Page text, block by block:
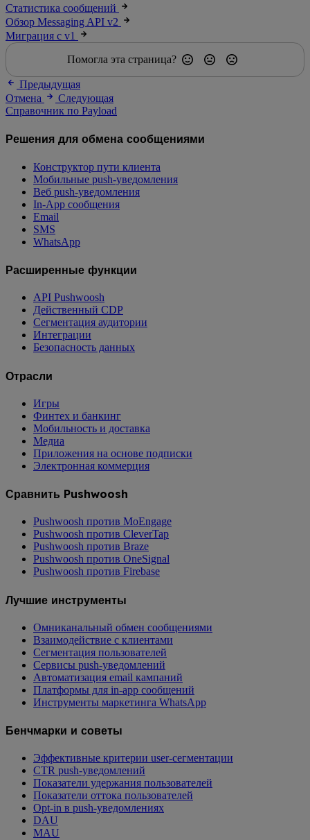
Статистика сообщений
Обзор Messaging API v2
Миграция с v1
Помогла эта страница?
Предыдущая
Отмена
Следующая
Справочник по Payload
Решения для обмена сообщениями
Конструктор пути клиента
Мобильные push-уведомления
Веб push-уведомления
In-App сообщения
Email
SMS
WhatsApp
Расширенные функции
API Pushwoosh
Действенный CDP
Сегментация аудитории
Интеграции
Безопасность данных
Отрасли
Игры
Финтех и банкинг
Мобильность и доставка
Медиа
Приложения на основе подписки
Электронная коммерция
Сравнить Pushwoosh
Pushwoosh против MoEngage
Pushwoosh против CleverTap
Pushwoosh против Braze
Pushwoosh против OneSignal
Pushwoosh против Firebase
Лучшие инструменты
Омниканальный обмен сообщениями
Взаимодействие с клиентами
Сегментация пользователей
Сервисы push-уведомлений
Автоматизация email кампаний
Платформы для in-app сообщений
Инструменты маркетинга WhatsApp
Бенчмарки и советы
Эффективные критерии user-сегментации
CTR push-уведомлений
Показатели удержания пользователей
Показатели оттока пользователей
Opt-in в push-уведомлениях
DAU
MAU